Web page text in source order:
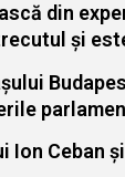
din
și
Ion Ceban